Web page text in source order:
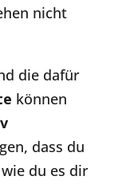
nicht
die dafür
können
dass du
du es dir